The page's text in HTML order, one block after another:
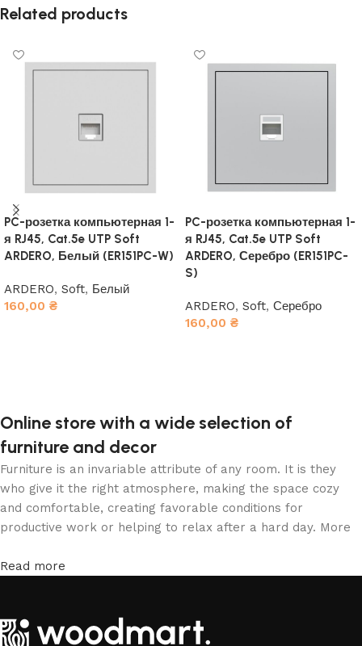
Related products
PC-розетка компьютерная 1-
я RJ45, Cat.5e UTP Soft
ARDERO, Белый (ER151PC-W)
ARDERO, Soft, Белый
160,00 ₴
PC-розетка компьютерная 1-
я RJ45, Cat.5e UTP Soft
ARDERO, Серебро (ER151PC-
S)
ARDERO, Soft, Серебро
160,00 ₴
Online store with a wide selection of
furniture and decor
Furniture is an invariable attribute of any room. It is they
who give it the right atmosphere, making the space cozy
and comfortable, creating favorable conditions for
productive work or helping to relax after a hard day. More
online store, when you can sit down at the computer in your
of furniture: both home and office furniture are available.
Read more